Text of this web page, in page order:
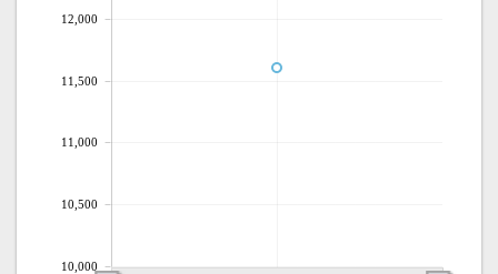
10,000
10,500
11,000
11,500
12,000